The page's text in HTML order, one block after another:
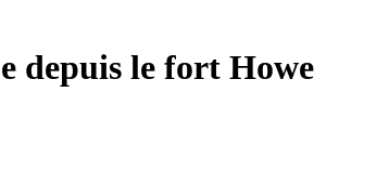
depuis le fort Howe